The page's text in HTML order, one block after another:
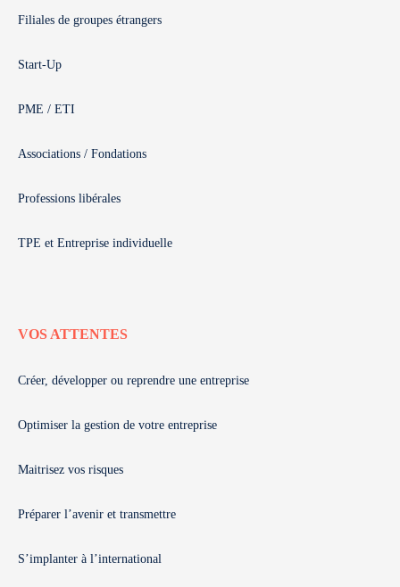
Filiales de groupes étrangers
Start-Up
PME / ETI
Associations / Fondations
Professions libérales
TPE et Entreprise individuelle
VOS ATTENTES
Créer, développer ou reprendre une entreprise
Optimiser la gestion de votre entreprise
Maitrisez vos risques
Préparer l’avenir et transmettre
S’implanter à l’international